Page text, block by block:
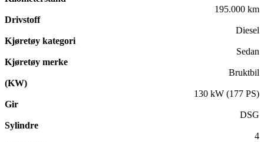
195.000 km
Drivstoff
Diesel
Kjøretøy kategori
Sedan
Kjøretøy merke
Bruktbil
(KW)
130 kW (177 PS)
Gir
DSG
Sylindre
4